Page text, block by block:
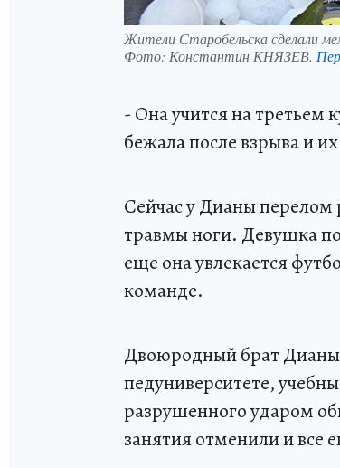
Жители Старобельска сделали
Фото: Константин КНЯЗЕВ.
- Она учится на третьем
бежала после взрыва и
Сейчас у Дианы перелом
травмы ноги. Девушка
еще она увлекается
команде.
Двоюродный брат Дианы
педуниверситете,
разрушенного ударом
занятия отменили и все